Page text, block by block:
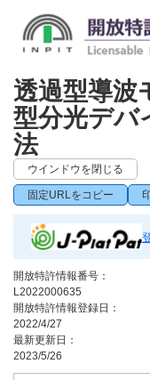
透過型導波
型分光デバ
法
ウインドウを閉じる
固定URLをコピー
開放特許情報番号：
L2022000635
開放特許情報登録日：
2022/4/27
最新更新日：
2023/5/26